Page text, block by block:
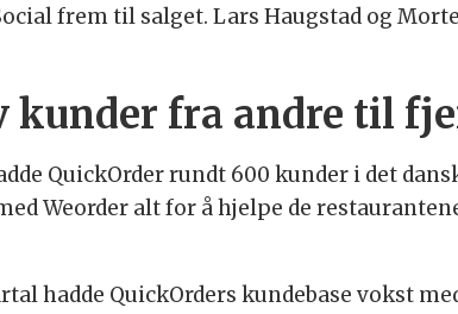
frem til salget. Lars Haugstad og
kunder fra andre til
QuickOrder rundt 600 kunder i det
Weorder alt for å hjelpe de
hadde QuickOrders kundebase vokst